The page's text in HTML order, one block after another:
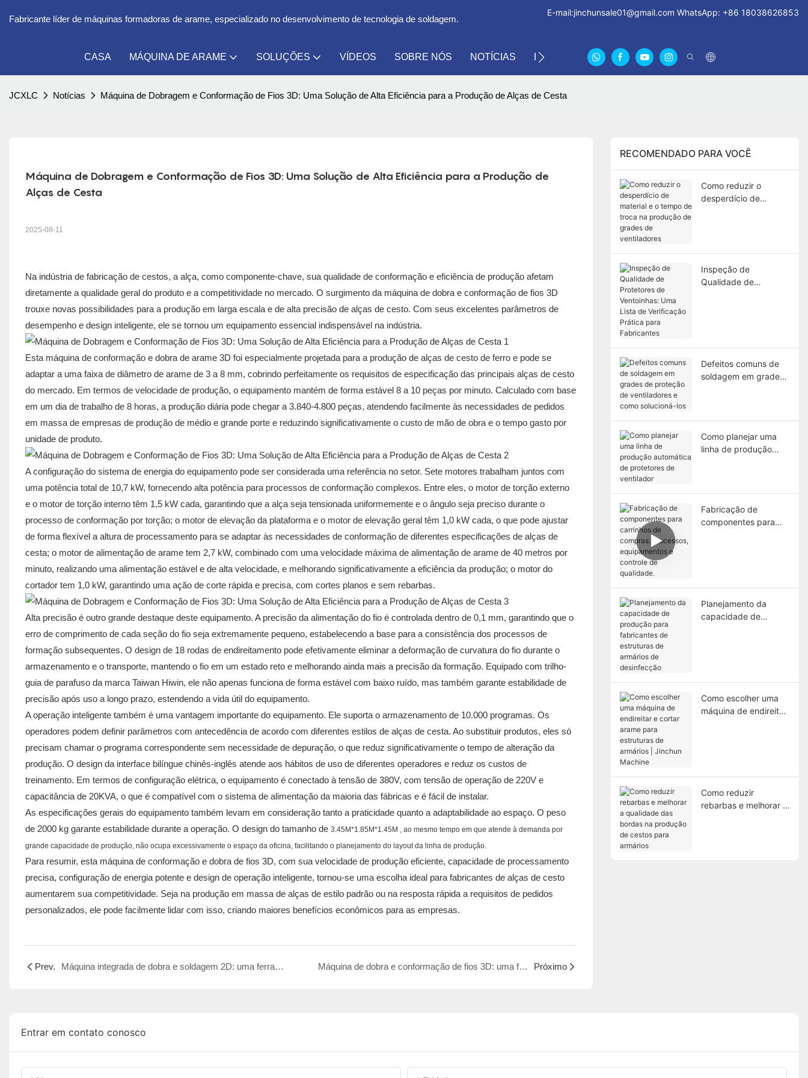
Fabricante líder de máquinas formadoras de arame, especializado no desenvolvimento de tecnologia de soldagem.
E-mail:jinchunsale01@gmail.com WhatsApp: +86 18038626853
CASA MÁQUINA DE ARAME SOLUÇÕES VÍDEOS SOBRE NÓS NOTÍCIAS ENTRE EM CONTATO CONOSCO SOBRE NÓS
JCXLC Notícias Máquina de Dobragem e Conformação de Fios 3D: Uma Solução de Alta Eficiência para a Produção de Alças de Cesta
Máquina de Dobragem e Conformação de Fios 3D: Uma Solução de Alta Eficiência para a Produção de
Alças de Cesta
2025-08-11
Na indústria de fabricação de cestos, a alça, como componente-chave, sua qualidade de conformação e eficiência de produção afetam
diretamente a qualidade geral do produto e a competitividade no mercado. O surgimento da máquina de dobra e conformação de fios 3D
trouxe novas possibilidades para a produção em larga escala e de alta precisão de alças de cesto. Com seus excelentes parâmetros de
desempenho e design inteligente, ele se tornou um equipamento essencial indispensável na indústria.
Esta máquina de conformação e dobra de arame 3D foi especialmente projetada para a produção de alças de cesto de ferro e pode se
adaptar a uma faixa de diâmetro de arame de 3 a 8 mm, cobrindo perfeitamente os requisitos de especificação das principais alças de cesto
do mercado. Em termos de velocidade de produção, o equipamento mantém de forma estável 8 a 10 peças por minuto. Calculado com base
em um dia de trabalho de 8 horas, a produção diária pode chegar a 3.840-4.800 peças, atendendo facilmente às necessidades de pedidos
em massa de empresas de produção de médio e grande porte e reduzindo significativamente o custo de mão de obra e o tempo gasto por
unidade de produto.
A configuração do sistema de energia do equipamento pode ser considerada uma referência no setor. Sete motores trabalham juntos com
uma potência total de 10,7 kW, fornecendo alta potência para processos de conformação complexos. Entre eles, o motor de torção externo
e o motor de torção interno têm 1,5 kW cada, garantindo que a alça seja tensionada uniformemente e o ângulo seja preciso durante o
processo de conformação por torção; o motor de elevação da plataforma e o motor de elevação geral têm 1,0 kW cada, o que pode ajustar
de forma flexível a altura de processamento para se adaptar às necessidades de conformação de diferentes especificações de alças de
cesta; o motor de alimentação de arame tem 2,7 kW, combinado com uma velocidade máxima de alimentação de arame de 40 metros por
minuto, realizando uma alimentação estável e de alta velocidade, e melhorando significativamente a eficiência da produção; o motor do
cortador tem 1,0 kW, garantindo uma ação de corte rápida e precisa, com cortes planos e sem rebarbas.
Alta precisão é outro grande destaque deste equipamento. A precisão da alimentação do fio é controlada dentro de 0,1 mm, garantindo que o
erro de comprimento de cada seção do fio seja extremamente pequeno, estabelecendo a base para a consistência dos processos de
formação subsequentes. O design de 18 rodas de endireitamento pode efetivamente eliminar a deformação de curvatura do fio durante o
armazenamento e o transporte, mantendo o fio em um estado reto e melhorando ainda mais a precisão da formação. Equipado com trilho-
guia de parafuso da marca Taiwan Hiwin, ele não apenas funciona de forma estável com baixo ruído, mas também garante estabilidade de
precisão após uso a longo prazo, estendendo a vida útil do equipamento.
A operação inteligente também é uma vantagem importante do equipamento. Ele suporta o armazenamento de 10.000 programas. Os
operadores podem definir parâmetros com antecedência de acordo com diferentes estilos de alças de cesta. Ao substituir produtos, eles só
precisam chamar o programa correspondente sem necessidade de depuração, o que reduz significativamente o tempo de alteração da
produção. O design da interface bilíngue chinês-inglês atende aos hábitos de uso de diferentes operadores e reduz os custos de
treinamento. Em termos de configuração elétrica, o equipamento é conectado à tensão de 380V, com tensão de operação de 220V e
capacitância de 20KVA, o que é compatível com o sistema de alimentação da maioria das fábricas e é fácil de instalar.
As especificações gerais do equipamento também levam em consideração tanto a praticidade quanto a adaptabilidade ao espaço. O peso
de 2000 kg garante estabilidade durante a operação. O design do tamanho de 3.45M*1.85M*1.45M
, ao mesmo tempo em que atende à demanda por
grande capacidade de produção, não ocupa excessivamente o espaço da oficina, facilitando o planejamento do layout da linha de produção.
Para resumir, esta máquina de conformação e dobra de fios 3D, com sua velocidade de produção eficiente, capacidade de processamento
precisa, configuração de energia potente e design de operação inteligente, tornou-se uma escolha ideal para fabricantes de alças de cesto
aumentarem sua competitividade. Seja na produção em massa de alças de estilo padrão ou na resposta rápida a requisitos de pedidos
personalizados, ele pode facilmente lidar com isso, criando maiores benefícios econômicos para as empresas.
Prev. Máquina integrada de dobra e soldagem 2D: uma ferramenta eficiente para produzir ornamentos criativos nórdicos de ferro para castiçais Máquina de dobra e conformação de fios 3D: uma ferramenta de fabricação de precisão para a produção de estruturas de assentos Próximo
RECOMENDADO PARA VOCÊ
Como reduzir o
desperdício de
Inspeção de
Qualidade de
Defeitos comuns de
soldagem em grades
Como planejar uma
linha de produção
Fabricação de
componentes para
Planejamento da
capacidade de
Como escolher uma
máquina de endireitar
Como reduzir
rebarbas e melhorar a
Entrar em contato conosco